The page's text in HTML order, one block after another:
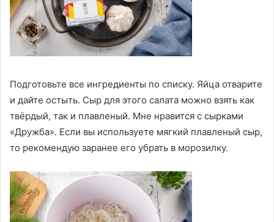
Подготовьте все ингредиенты по списку. Яйца отварите
и дайте остыть. Сыр для этого салата можно взять как
твёрдый, так и плавленый. Мне нравится с сырками
«Дружба». Если вы используете мягкий плавленый сыр,
то рекомендую заранее его убрать в морозилку.